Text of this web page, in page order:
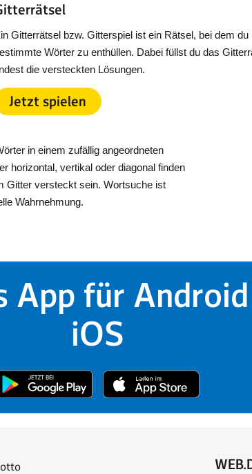
Gitterrätsel bzw. Gitterspiel ist ein Rätsel, bei dem
Wörter zu enthüllen. Dabei füllst du das
die versteckten Lösungen.
Jetzt spielen
in einem zufällig angeordneten
horizontal, vertikal oder diagonal finden
Gitter versteckt sein. Wortsuche ist
Wahrnehmung.
App für
iOS